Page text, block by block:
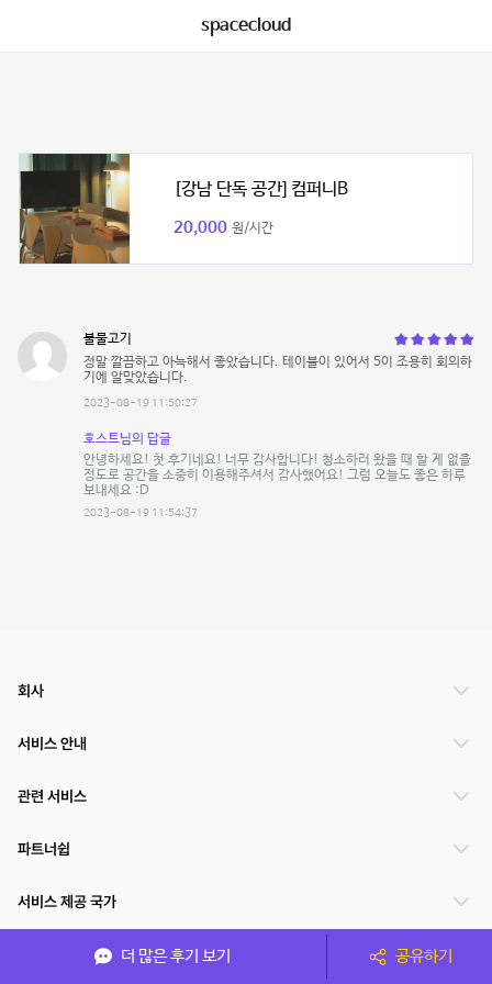
spacecloud
[강남 단독 공간] 컴퍼니B
20,000 원/시간
불물고기
정말 깔끔하고 아늑해서 좋았습니다. 테이블이 있어서 5이 조용히 회의하
기에 알맞았습니다.
2023-08-19 11:50:27
호스트님의 답글
안녕하세요! 첫 후기네요! 너무 감사합니다! 청소하러 왔을 때 할 게 없을
정도로 공간을 소중히 이용해주셔서 감사했어요! 그럼 오늘도 좋은 하루
보내세요 :D
2023-08-19 11:54:37
더 많은 후기 보기 공유하기
회사
서비스 안내
관련 서비스
파트너쉽
서비스 제공 국가